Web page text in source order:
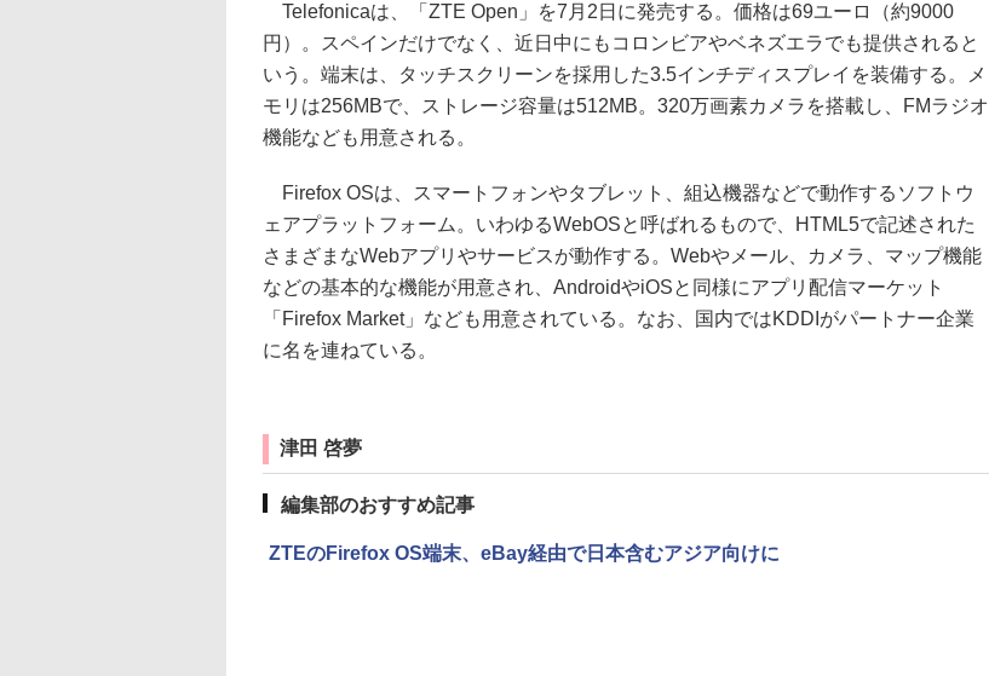
Telefonicaは、「ZTE Open」を7月2日に発売する。価格は69ユーロ（約9000
円）。スペインだけでなく、近日中にもコロンビアやベネズエラでも提供されると
いう。端末は、タッチスクリーンを採用した3.5インチディスプレイを装備する。メ
モリは256MBで、ストレージ容量は512MB。320万画素カメラを搭載し、FMラジオ
機能なども用意される。
Firefox OSは、スマートフォンやタブレット、組込機器などで動作するソフトウ
ェアプラットフォーム。いわゆるWebOSと呼ばれるもので、HTML5で記述された
さまざまなWebアプリやサービスが動作する。Webやメール、カメラ、マップ機能
などの基本的な機能が用意され、AndroidやiOSと同様にアプリ配信マーケット
「Firefox Market」なども用意されている。なお、国内ではKDDIがパートナー企業
に名を連ねている。
津田 啓夢
編集部のおすすめ記事
ZTEのFirefox OS端末、eBay経由で日本含むアジア向けに